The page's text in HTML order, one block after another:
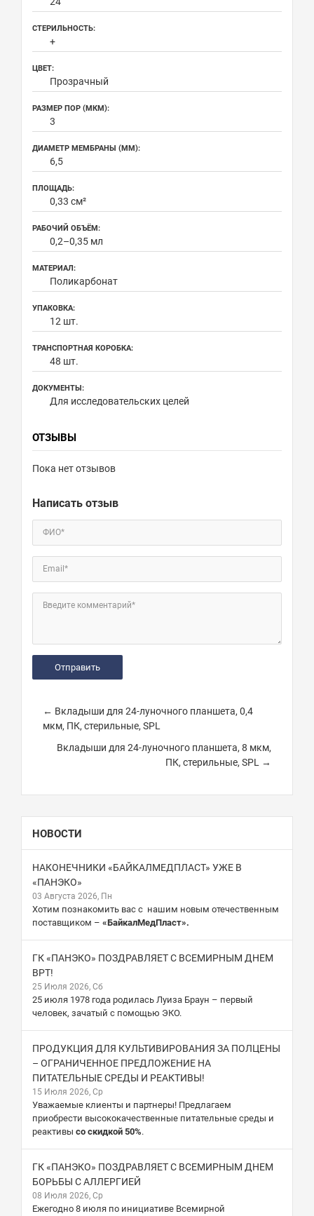
СТЕРИЛЬНОСТЬ:
+
ЦВЕТ:
Прозрачный
РАЗМЕР ПОР (МКМ):
3
ДИАМЕТР МЕМБРАНЫ (ММ):
6,5
ПЛОЩАДЬ:
0,33 см²
РАБОЧИЙ ОБЪЁМ:
0,2–0,35 мл
МАТЕРИАЛ:
Поликарбонат
УПАКОВКА:
12 шт.
ТРАНСПОРТНАЯ КОРОБКА:
48 шт.
ДОКУМЕНТЫ:
Для исследовательских целей
ОТЗЫВЫ
Пока нет отзывов
Написать отзыв
ФИО*
Email*
Введите комментарий*
← Вкладыши для 24-луночного планшета, 0,4
мкм, ПК, стерильные, SPL
Вкладыши для 24-луночного планшета, 8 мкм,
ПК, стерильные, SPL →
НОВОСТИ
НАКОНЕЧНИКИ «БАЙКАЛМЕДПЛАСТ» УЖЕ В
«ПАНЭКО»
03 Августа 2026, Пн
Хотим познакомить вас с нашим новым отечественным
поставщиком – «БайкалМедПласт».
ГК «ПАНЭКО» ПОЗДРАВЛЯЕТ С ВСЕМИРНЫМ ДНЕМ
ВРТ!
25 Июля 2026, Сб
25 июля 1978 года родилась Луиза Браун – первый
человек, зачатый с помощью ЭКО.
ПРОДУКЦИЯ ДЛЯ КУЛЬТИВИРОВАНИЯ ЗА ПОЛЦЕНЫ
– ОГРАНИЧЕННОЕ ПРЕДЛОЖЕНИЕ НА
ПИТАТЕЛЬНЫЕ СРЕДЫ И РЕАКТИВЫ!
15 Июля 2026, Ср
Уважаемые клиенты и партнеры! Предлагаем
приобрести высококачественные питательные среды и
реактивы со скидкой 50%.
ГК «ПАНЭКО» ПОЗДРАВЛЯЕТ С ВСЕМИРНЫМ ДНЕМ
БОРЬБЫ С АЛЛЕРГИЕЙ
08 Июля 2026, Ср
Ежегодно 8 июля по инициативе Всемирной